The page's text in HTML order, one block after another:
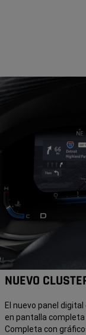
NUEVO
El nuevo panel
en pantalla
Completa con